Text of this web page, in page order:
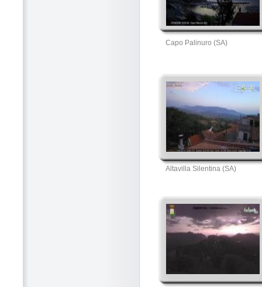
Capo Palinuro (SA)
Altavilla Silentina (SA)